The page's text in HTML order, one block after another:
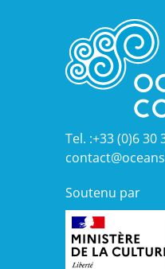
Tel. :+33 (0)6 30
Soutenu par